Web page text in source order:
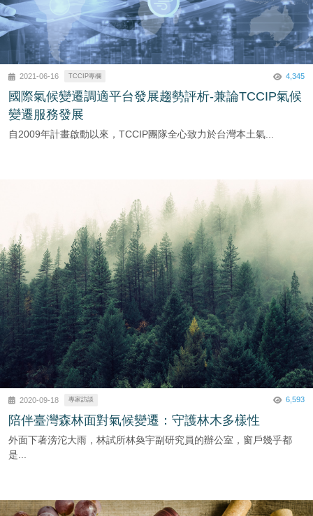
2021-06-16 TCCIP專欄 4,345
國際氣候變遷調適平台發展趨勢評析-兼論TCCIP氣候
變遷服務發展
自2009年計畫啟動以來，TCCIP團隊全心致力於台灣本土氣...
2020-09-18 專家訪談 6,593
陪伴臺灣森林面對氣候變遷：守護林木多樣性
外面下著滂沱大雨，林試所林奐宇副研究員的辦公室，窗戶幾乎都
是...